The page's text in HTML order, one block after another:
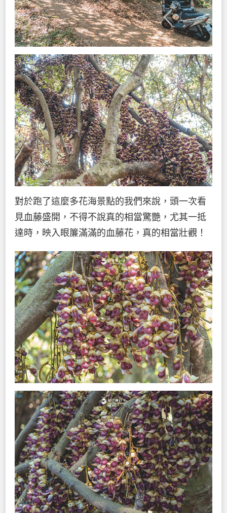
對於跑了這麼多花海景點的我們來說，頭一次看
見血藤盛開，不得不說真的相當驚艷，尤其一抵
達時，映入眼簾滿滿的血藤花，真的相當壯觀！